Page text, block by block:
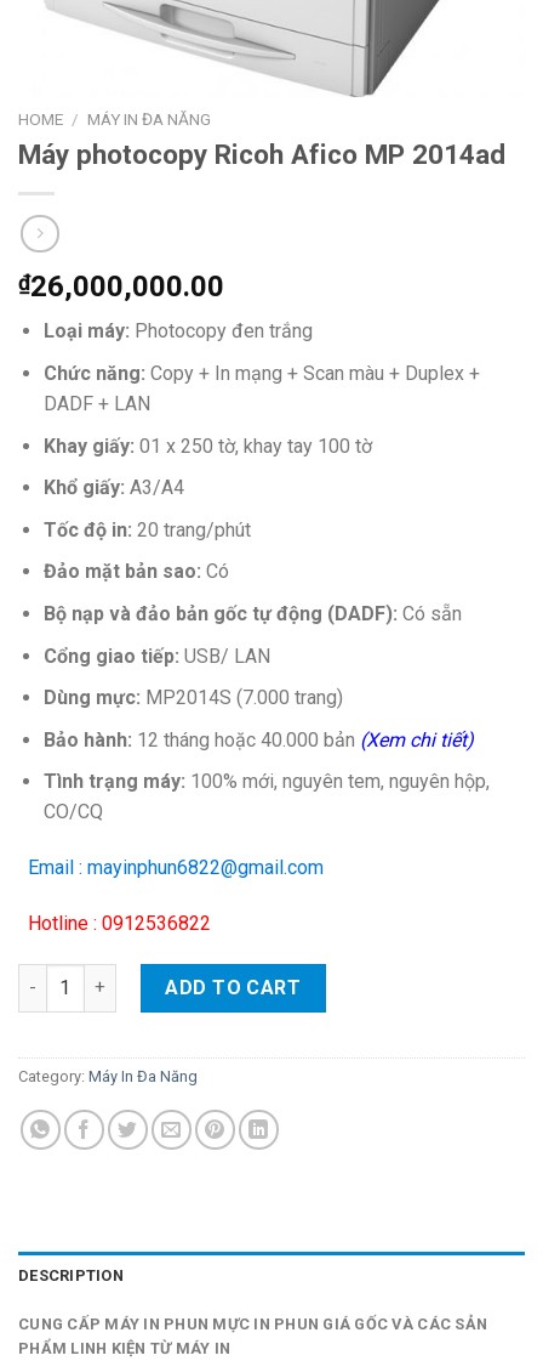
HOME / MÁY IN ĐA NĂNG
Máy photocopy Ricoh Afico MP 2014ad
₫26,000,000.00
Loại máy: Photocopy đen trắng
Chức năng: Copy + In mạng + Scan màu + Duplex +
DADF + LAN
Khay giấy: 01 x 250 tờ, khay tay 100 tờ
Khổ giấy: A3/A4
Tốc độ in: 20 trang/phút
Đảo mặt bản sao: Có
Bộ nạpvà đảo bản gốc tự động (DADF): Có sẵn
Cổng giao tiếp: USB/ LAN
Dùng mực: MP2014S (7.000 trang)
Bảo hành: 12 tháng hoặc 40.000 bản (Xem chi tiết)
Tình trạng máy: 100% mới, nguyên tem, nguyên hộp,
CO/CQ
Email : mayinphun6822@gmail.com
Hotline : 0912536822
Máy photocopy Ricoh Afico MP 2014ad quantity
ADD TO CART
Category: Máy In Đa Năng
DESCRIPTION
CUNG CẤP MÁY IN PHUN MỰC IN PHUN GIÁ GỐC VÀ CÁC SẢN
PHẨM LINH KIỆN TỪ MÁY IN